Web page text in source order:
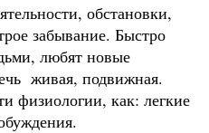
обстановки,
забывание. Быстро
любят новые
живая, подвижная.
физиологии, как: легкие